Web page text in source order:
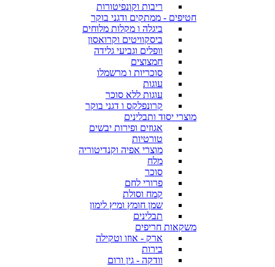
ריבות וקונפיטורות
חטיפים - ממתקים ודגני בוקר
ביגלה ו מקלות מלוחים
ביסקוויטים וקרואסון
וופלים וגביעי גלידה
חמצוצים
סוכריות ו מרשמלו
עוגות
עוגות ללא סוכר
קרונפלקס ו דגני בוקר
מוצרי יסוד ותבלינים
אגוזים ופירות יבשים
טורטיות
מוצרי אפיה וקנדיטוריה
מלח
סוכר
פרורי לחם
קמח וסולת
שמן חומץ ומיץ לימון
תבלינים
משקאות חריפים
ארק - אוזו וטקילה
בירות
וודקה - גין ורום